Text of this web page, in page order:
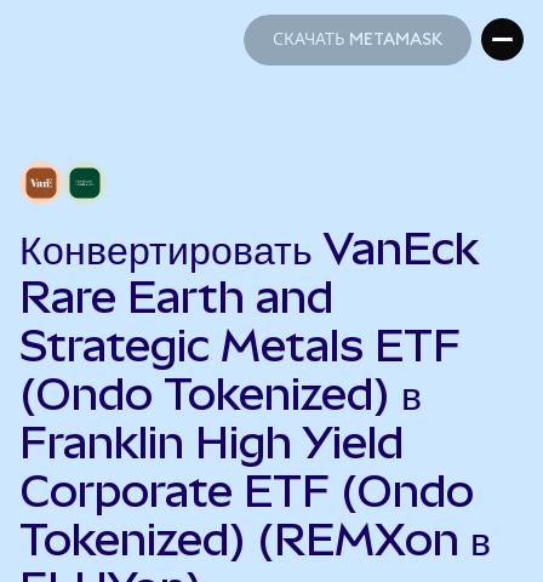
СКАЧАТЬ METAMASK
Конвертировать VanEck
Rare Earth and
Strategic Metals ETF
(Ondo Tokenized) в
Franklin High Yield
Corporate ETF (Ondo
Tokenized) (REMXon в